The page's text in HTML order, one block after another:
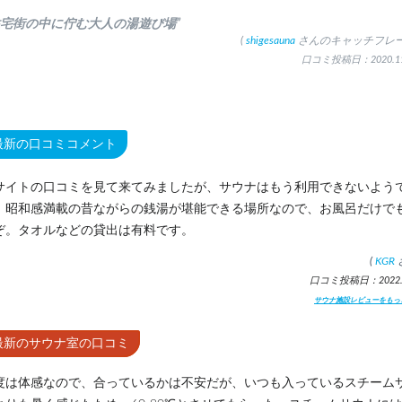
街の中に佇む大人の湯遊び場”
( shigesauna さんのキャッチフレ
口コミ投稿日：
新の口コミコメント
イトの口コミを見て来てみましたが、サウナはもう利用できないよう
昭和感満載の昔ながらの銭湯が堪能できる場所なので、お風呂だけで
。タオルなどの貸出は有料です。
( KGR
口コミ投稿日：
サウナ施設レビューをもっ
新のサウナ室の口コミ
は体感なので、合っているかは不安だが、いつも入っているスチーム